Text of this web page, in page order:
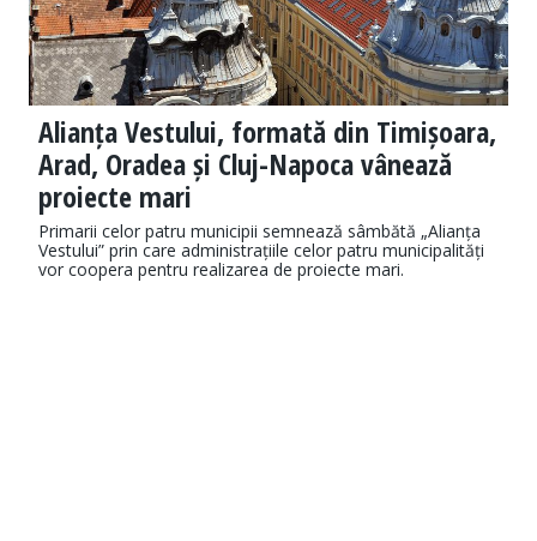
Alianța Vestului, formată din Timișoara,
Arad, Oradea și Cluj-Napoca vânează
proiecte mari
Primarii celor patru municipii semnează sâmbătă „Alianța
Vestului” prin care administrațiile celor patru municipalități
vor coopera pentru realizarea de proiecte mari.